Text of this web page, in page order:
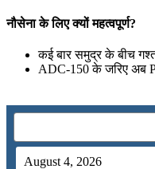
नौसेना के लिए क्यों महत्वपूर्ण?
कई बार समुद्र के बीच
ADC-150 के जरिए अब
August 4, 2026